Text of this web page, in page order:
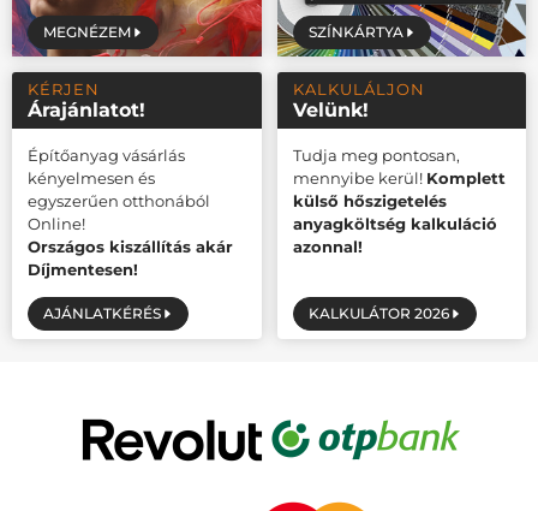
MEGNÉZEM SZÍNKÁRTYA
KÉRJEN
Árajánlatot!
Építőanyag vásárlás
kényelmesen és
egyszerűen otthonából
Online!
Országos kiszállítás akár
Díjmentesen!
AJÁNLATKÉRÉS
KALKULÁLJON
Velünk!
Tudja meg pontosan,
mennyibe kerül! Komplett
külső hőszigetelés
anyagköltség kalkuláció
azonnal!
KALKULÁTOR 2026